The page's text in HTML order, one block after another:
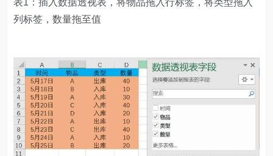
表1：插入数据透视表，将物品拖入行标签，将类型拖入
列标签，数量拖至值